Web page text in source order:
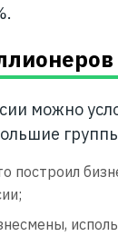
можно
построил